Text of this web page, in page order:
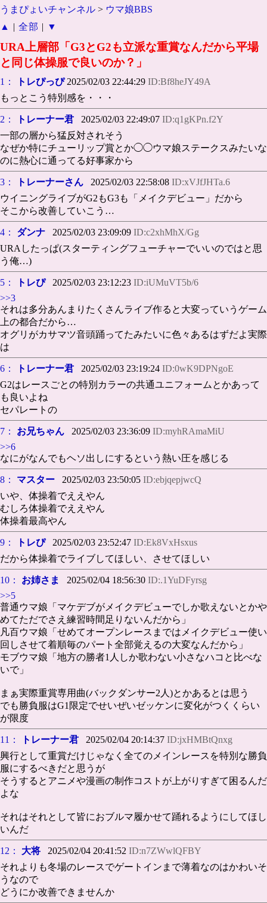
うまぴょいチャンネル > ウマ娘BBS
▲
| 全部 | ▼
URA上層部「G3とG2も立派な重賞なんだから平場
と同じ体操服で良いのか？」
1： トレぴっぴ2025/02/03 22:44:29 ID:Bf8heJY49A
もっとこう特別感を・・・
2： トレーナー君 2025/02/03 22:49:07 ID:q1gKPn.f2Y
一部の層から猛反対されそう
なぜか特にチューリップ賞とか◯◯ウマ娘ステークスみたいな
のに熱心に通ってる好事家から
3： トレーナーさん 2025/02/03 22:58:08 ID:xVJfJHTa.6
ウイニングライブがG2もG3も「メイクデビュー」だから
そこから改善していこう…
4： ダンナ 2025/02/03 23:09:09 ID:c2xhMhX/Gg
URAしたっぱ(スターティングフューチャーでいいのではと思
う俺…)
5： トレぴ2025/02/03 23:12:23 ID:iUMuVT5b/6
>>3
それは多分あんまりたくさんライブ作ると大変っていうゲーム
上の都合だから…
オグリがカサマツ音頭踊ってたみたいに色々あるはずだよ実際
は
6： トレーナー君 2025/02/03 23:19:24 ID:0wK9DPNgoE
G2はレースごとの特別カラーの共通ユニフォームとかあって
も良いよね
セパレートの
7： お兄ちゃん 2025/02/03 23:36:09 ID:myhRAmaMiU
>>6
なにがなんでもヘソ出しにするという熱い圧を感じる
8： マスター 2025/02/03 23:50:05 ID:ebjqepjwcQ
いや、体操着でええやん
むしろ体操着でええやん
体操着最高やん
9： トレぴ2025/02/03 23:52:47 ID:Ek8VxHsxus
だから体操着でライブしてほしい、させてほしい
10： お姉さま 2025/02/04 18:56:30 ID:.1YuDFyrsg
>>5
普通ウマ娘「マケデブがメイクデビューでしか歌えないとかや
めてただでさえ練習時間足りないんだから」
凡百ウマ娘「せめてオープンレースまではメイクデビュー使い
回しさせて着順毎のパート全部覚えるの大変なんだから」
モブウマ娘「地方の勝者1人しか歌わない小さなハコと比べな
いで」
まぁ実際重賞専用曲(バックダンサー2人)とかあるとは思う
でも勝負服はG1限定でせいぜいゼッケンに変化がつくくらい
が限度
11： トレーナー君 2025/02/04 20:14:37 ID:jxHMBtQnxg
興行として重賞だけじゃなく全てのメインレースを特別な勝負
服にするべきだと思うが
そうするとアニメや漫画の制作コストが上がりすぎて困るんだ
よな
それはそれとして皆におブルマ履かせて踊れるようにしてほし
いんだ
12： 大将 2025/02/04 20:41:52 ID:n7ZWwlQFBY
それよりも冬場のレースでゲートインまで薄着なのはかわいそ
うなので
どうにか改善できませんか